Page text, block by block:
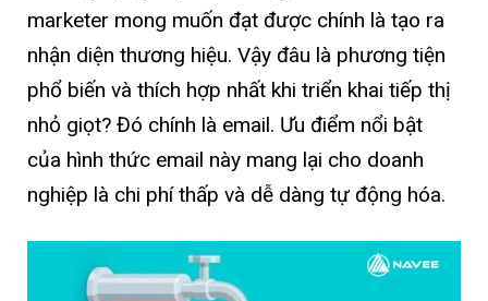
marketer mong muốn đạt được chính là tạo ra
nhận diện thương hiệu. Vậy đâu là phương tiện
phổ biến và thích hợp nhất khi triển khai tiếp thị
nhỏ giọt? Đó chính là email. Ưu điểm nổi bật
của hình thức email này mang lại cho doanh
nghiệp là chi phí thấp và dễ dàng tự động hóa.